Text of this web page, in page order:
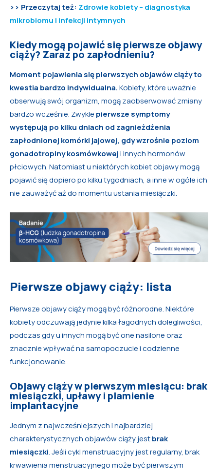
>> Przeczytaj też: Zdrowie kobiety – diagnostyka
mikrobiomu i infekcji intymnych
Kiedy mogą pojawić się pierwsze objawy
ciąży? Zaraz po zapłodnieniu?
Moment pojawienia się pierwszych objawów ciąży to
kwestia bardzo indywidualna.Kobiety, które uważnie
obserwują swój organizm, mogą zaobserwować zmiany
bardzo wcześnie. Zwykle pierwsze symptomy
występują po kilku dniach od zagnieżdżenia
zapłodnionej komórki jajowej, gdy wzrośnie poziom
gonadotropiny kosmówkoweji innych hormonów
płciowych. Natomiast u niektórych kobiet objawy mogą
pojawić się dopiero po kilku tygodniach, a inne w ogóle ich
nie zauważyć aż do momentu ustania miesiączki.
Pierwsze objawy ciąży: lista
Pierwsze objawy ciąży mogą być różnorodne. Niektóre
kobiety odczuwają jedynie kilka łagodnych dolegliwości,
podczas gdy u innych mogą być one nasilone oraz
znacznie wpływać na samopoczucie i codzienne
funkcjonowanie.
Objawy ciąży w pierwszym miesiącu: brak
miesiączki, upławy i plamienie
implantacyjne
Jednym z najwcześniejszych i najbardziej
charakterystycznych objawów ciąży jestbrak
miesiączki. Jeśli cykl menstruacyjny jest regularny, brak
krwawienia menstruacyjnego może być pierwszym